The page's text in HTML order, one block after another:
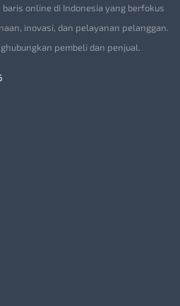
online di Indonesia yang berfokus
inovasi, dan pelayanan pelanggan.
pembeli dan penjual.